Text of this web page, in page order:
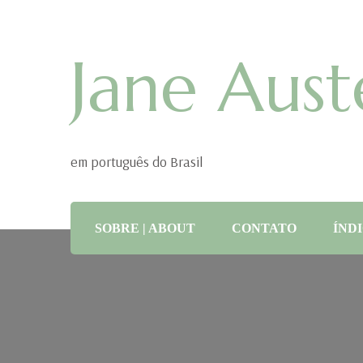
Jane
em português do Brasil
SOBRE | ABOUT CONTATO